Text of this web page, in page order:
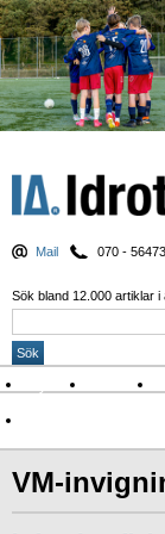
Mail 070 -
Sök bland 12.000 artiklar i
Nyheter Krönikor
VM-